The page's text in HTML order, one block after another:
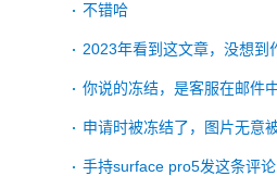
不错哈
手持surface pro5发这条评论,